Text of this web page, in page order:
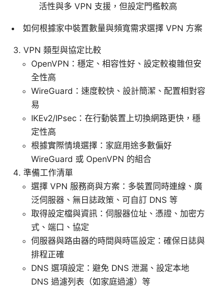
活性與多 VPN 支援，但設定門檻較高
如何根據家中裝置數量與頻寬需求選擇 VPN 方案
VPN 類型與協定比較
OpenVPN：穩定、相容性好、設定較複雜但安
全性高
WireGuard：速度較快、設計簡潔、配置相對容
易
IKEv2/IPsec：在行動裝置上切換網路更快，穩
定性高
根據實際情境選擇：家庭用途多數偏好
WireGuard 或 OpenVPN 的組合
準備工作清單
選擇 VPN 服務商與方案：多裝置同時連線、廣
泛伺服器、無日誌政策、可自訂 DNS 等
取得設定檔與資訊：伺服器位址、憑證、加密方
式、端口、協定
伺服器與路由器的時間與時區設定：確保日誌與
排程正確
DNS 選項設定：避免 DNS 泄漏、設定本地
DNS 過濾列表（如家庭過濾）等